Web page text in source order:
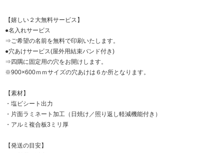
【嬉しい２大無料サービス】
●名入れサービス
⇒ご希望の名前を無料で印刷いたします。
●穴あけサービス(屋外用結束バンド付き)
⇒四隅に固定用の穴をお開けします。
※900×600ｍｍサイズの穴あけは６か所となります。
【素材】
・塩ビシート出力
・片面ラミネート加工（日焼け／照り返し軽減機能付き）
・アルミ複合板3ミリ厚
【発送の目安】